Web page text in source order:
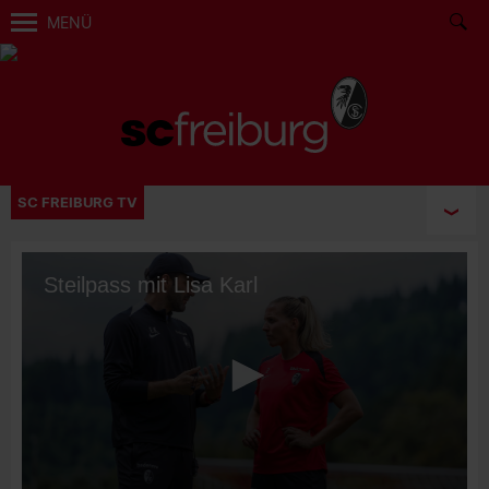
MENÜ
SC FREIBURG TV
Steilpass mit Lisa Karl